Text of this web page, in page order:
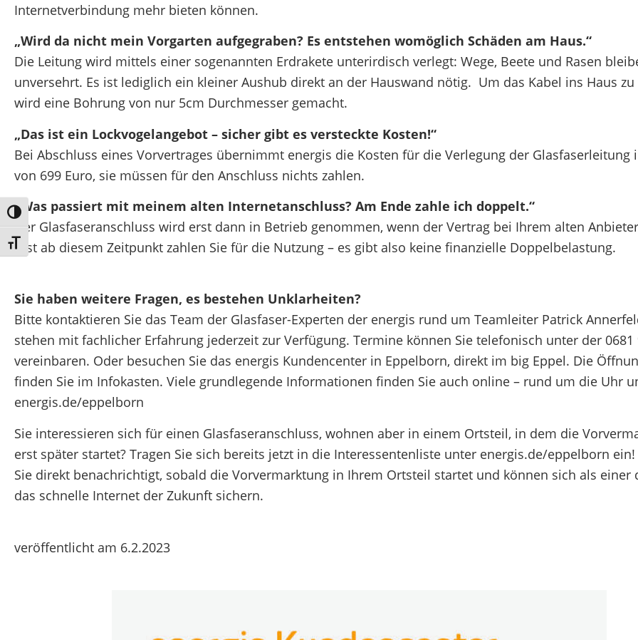
Umschalten auf hohe Kontraste
Schrift vergrößern
Internetverbindung mehr bieten können.
„Wird da nicht mein Vorgarten aufgegraben? Es entstehen womöglich Schäden am Haus.“
Die Leitung wird mittels einer sogenannten Erdrakete unterirdisch verlegt: Wege, Beete und Rasen
unversehrt. Es ist lediglich ein kleiner Aushub direkt an der Hauswand nötig. Um das Kabel ins Haus zu
wird eine Bohrung von nur 5cm Durchmesser gemacht.
„Das ist ein Lockvogelangebot – sicher gibt es versteckte Kosten!“
Bei Abschluss eines Vorvertrages übernimmt energis die Kosten für die Verlegung der Glasfaserleitung
von 699 Euro, sie müssen für den Anschluss nichts zahlen.
„Was passiert mit meinem alten Internetanschluss? Am Ende zahle ich doppelt.“
Der Glasfaseranschluss wird erst dann in Betrieb genommen, wenn der Vertrag bei Ihrem alten
Erst ab diesem Zeitpunkt zahlen Sie für die Nutzung – es gibt also keine finanzielle Doppelbelastung.
Sie haben weitere Fragen, es bestehen Unklarheiten?
Bitte kontaktieren Sie das Team der Glasfaser-Experten der energis rund um Teamleiter Patrick
stehen mit fachlicher Erfahrung jederzeit zur Verfügung. Termine können Sie telefonisch unter der 0681
vereinbaren. Oder besuchen Sie das energis Kundencenter in Eppelborn, direkt im big Eppel. Die
finden Sie im Infokasten. Viele grundlegende Informationen finden Sie auch online – rund um die Uhr
energis.de/eppelborn
Sie interessieren sich für einen Glasfaseranschluss, wohnen aber in einem Ortsteil, in dem die
erst später startet? Tragen Sie sich bereits jetzt in die Interessentenliste unter energis.de/eppelborn ein!
Sie direkt benachrichtigt, sobald die Vorvermarktung in Ihrem Ortsteil startet und können sich als einer
das schnelle Internet der Zukunft sichern.
veröffentlicht am 6.2.2023